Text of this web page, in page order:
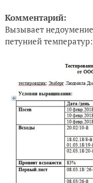
Комментарий:
Вызывает
петунией